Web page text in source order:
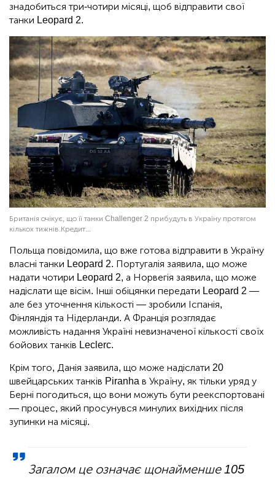
знадобиться три-чотири місяці, щоб відправити свої
танки Leopard 2.
Британія очікує, що її танки Challenger 2 прибудуть в Україну протягом
кількох тижнів.Кредит...
Польща повідомила, що вже готова відправити в Україну
власні танки Leopard 2. Португалія заявила, що може
надати чотири Leopard 2, а Норвегія заявила, що може
надіслати ще вісім. Інші обіцянки передати Leopard 2 —
але без уточнення кількості — зробили Іспанія,
Фінляндія та Нідерланди. А Франція розглядає
можливість надання Україні невизначеної кількості своїх
бойових танків Leclerc.
Крім того, Данія заявила, що може надіслати 20
швейцарських танків Piranha в Україну, як тільки уряд у
Берні погодиться, що вони можуть бути реекспортовані
— процес, який просунувся минулих вихідних після
зупинки на місяці.
Загалом це означає щонайменше 105